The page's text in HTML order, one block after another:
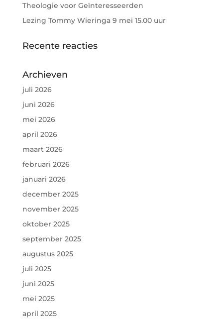
Theologie voor Geïnteresseerden
Lezing Tommy Wieringa 9 mei 15.00 uur
Recente reacties
Archieven
juli 2026
juni 2026
mei 2026
april 2026
maart 2026
februari 2026
januari 2026
december 2025
november 2025
oktober 2025
september 2025
augustus 2025
juli 2025
juni 2025
mei 2025
april 2025